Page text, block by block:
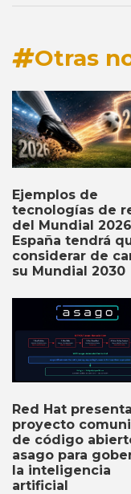
Otras
Ejemplos de
tecnologías de
del Mundial
España tendrá
considerar de
su Mundial 2030
Red Hat
proyecto
de código
asago para
la inteligencia
artificial